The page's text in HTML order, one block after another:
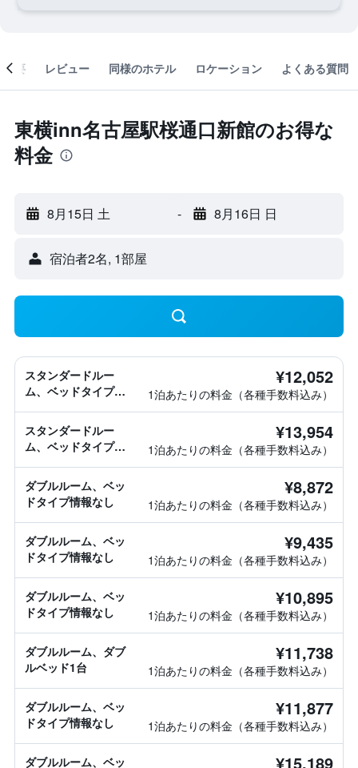
概要 レビュー 同様のホテル ロケーション よくある質問
東横inn名古屋駅桜通口新館のお得な
料金
8月15日 土 - 8月16日 日
宿泊者2名, 1​部屋
スタンダードルー
ム、ベッドタイプ情
¥12,052
1泊あたりの料金（各種手数料込み）
スタンダードルー
ム、ベッドタイプ情
¥13,954
1泊あたりの料金（各種手数料込み）
ダブルルーム、ベッ
ドタイプ情報なし
¥8,872
1泊あたりの料金（各種手数料込み）
ダブルルーム、ベッ
ドタイプ情報なし
¥9,435
1泊あたりの料金（各種手数料込み）
ダブルルーム、ベッ
ドタイプ情報なし
¥10,895
1泊あたりの料金（各種手数料込み）
ダブルルーム、ダブ
ルベッド1台
¥11,738
1泊あたりの料金（各種手数料込み）
ダブルルーム、ベッ
ドタイプ情報なし
¥11,877
1泊あたりの料金（各種手数料込み）
ダブルルーム、ベッ ¥15,189